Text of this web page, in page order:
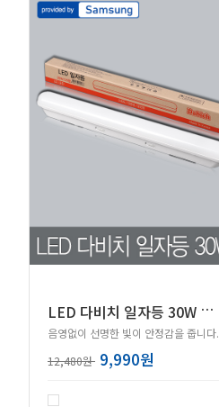
L
ED 다비치 일자등 30W 삼성칩
음영없이 선명한 빛이 안정감을 줍니다.
12,480원 9,990원